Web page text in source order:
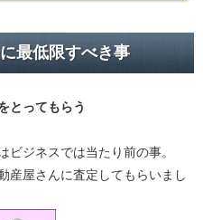
最低限すべき事
とってもらう
ジネスでは当たり前の事。
産屋さんに査定してもらいまし